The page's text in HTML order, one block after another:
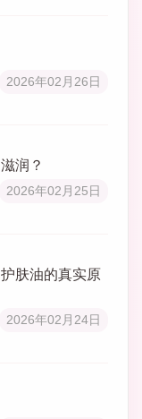
2026年02月26日
润？
2026年02月25日
肤油的真实原
2026年02月24日